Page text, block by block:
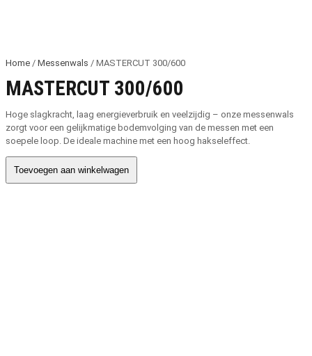
Home / Messenwals / MASTERCUT 300/600
MASTERCUT 300/600
Hoge slagkracht, laag energieverbruik en veelzijdig – onze messenwals
zorgt voor een gelijkmatige bodemvolging van de messen met een
soepele loop. De ideale machine met een hoog hakseleffect.
Toevoegen aan winkelwagen